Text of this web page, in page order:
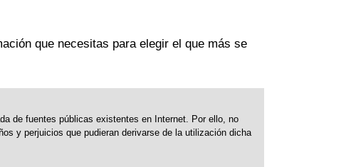
que necesitas para elegir el que más se
de fuentes públicas existentes en Internet. Por ello, no
y perjuicios que pudieran derivarse de la utilización dicha